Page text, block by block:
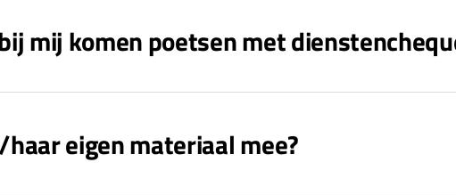
mij komen poetsen met
eigen materiaal mee?